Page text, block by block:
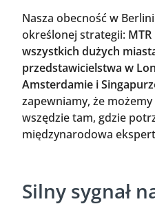
Nasza obecność w
określonej strategii:
wszystkich dużych
przedstawicielstwa w
Amsterdamie i
zapewniamy, że
wszędzie tam, gdzie
międzynarodowa
Silny sygnał